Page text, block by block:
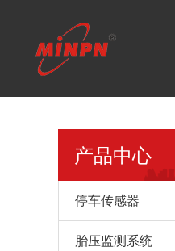
产品中心
停车传感器
胎压监测系统